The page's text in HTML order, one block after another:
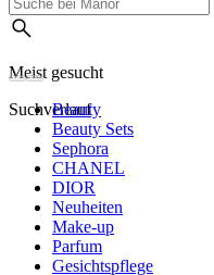
Meist gesucht
Suchverlauf
Beauty
Beauty Sets
Sephora
CHANEL
DIOR
Neuheiten
Make-up
Parfum
Gesichtspflege